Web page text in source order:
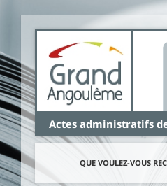
Actes administratifs
QUE VOULEZ-VOUS
Panneau de gestion des cookies